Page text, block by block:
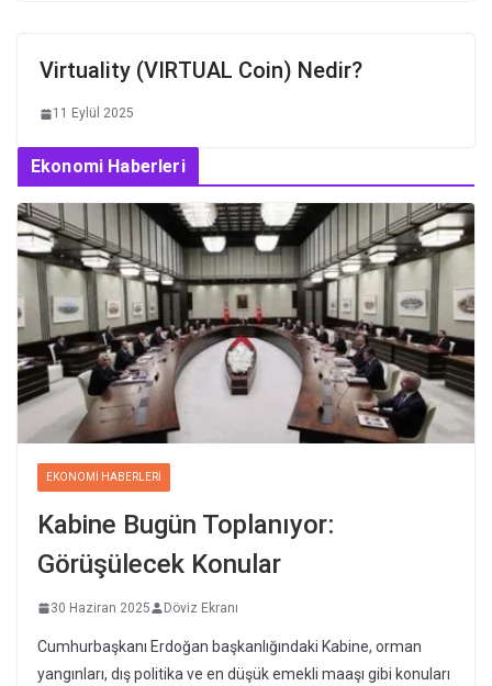
Virtuality (VIRTUAL Coin) Nedir?
11 Eylül 2025
Ekonomi Haberleri
EKONOMI HABERLERI
Kabine Bugün Toplanıyor:
Görüşülecek Konular
30 Haziran 2025 Döviz Ekranı
Cumhurbaşkanı Erdoğan başkanlığındaki Kabine, orman
yangınları, dış politika ve en düşük emekli maaşı gibi konuları